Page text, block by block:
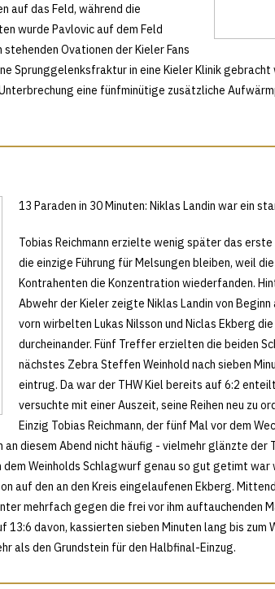
auf das Feld, während die
wurde Pavlovic auf dem Feld
Ovationen der Kieler Fans
Sprunggelenksfraktur in eine Kieler Klinik
eine fünfminütige zusätzliche
13 Paraden in 30 Minuten: Niklas Landin war ein
Tobias Reichmann erzielte wenig später das
die einzige Führung für Melsungen bleiben, weil
Kontrahenten die Konzentration wiederfanden.
Abwehr der Kieler zeigte Niklas Landin von
vorn wirbelten Lukas Nilsson und Niclas Ekberg
durcheinander. Fünf Treffer erzielten die beiden
nächstes Zebra Steffen Weinhold nach sieben
eintrug. Da war der THW Kiel bereits auf 6:2
versuchte mit einer Auszeit, seine Reihen neu zu
Einzig Tobias Reichmann, der fünf Mal vor dem
an diesem Abend nicht häufig - vielmehr glänzte
Weinholds Schlagwurf genau so gut getimt war
auf den an den Kreis eingelaufenen Ekberg.
mehrfach gegen die frei vor ihm auftauchenden
13:6 davon, kassierten sieben Minuten lang bis
als den Grundstein für den Halbfinal-Einzug.